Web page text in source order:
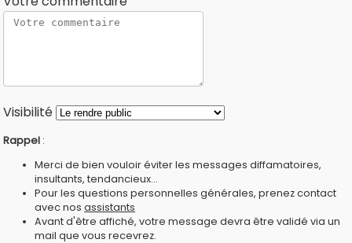
Visibilité
Rappel :
Merci de bien vouloir éviter les messages diffamatoires,
insultants, tendancieux...
Pour les questions personnelles générales, prenez contact
avec nos assistants
Avant d'être affiché, votre message devra être validé via un
mail que vous recevrez.